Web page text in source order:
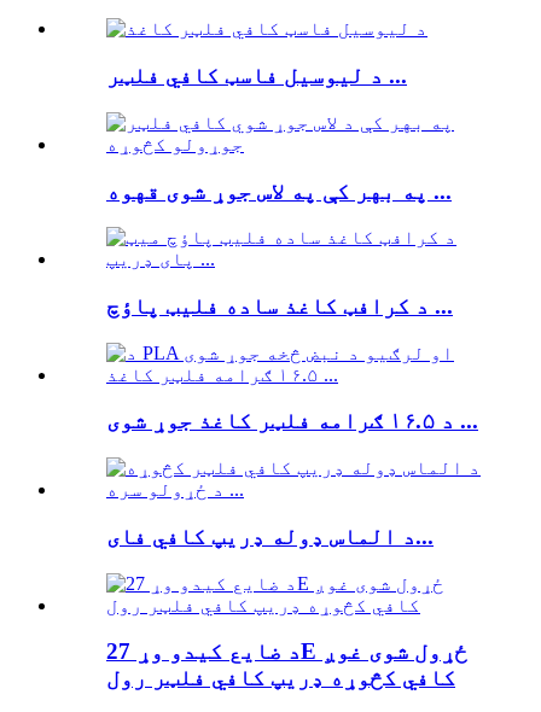
د لیوسیل فاسټ کافي فلټر ...
په بهر کې په لاس جوړ شوی قهوه ...
د کرافټ کاغذ ساده فلیټ پاؤچ ...
د ۱۶.۵ ګرامه فلټر کاغذ جوړ شوی ...
د الماس ډوله ډریپ کافي فای...
د ضایع کیدو وړ 27E ځړول شوی غوږ
کافي کڅوړه ډریپ کافي فلټر رول